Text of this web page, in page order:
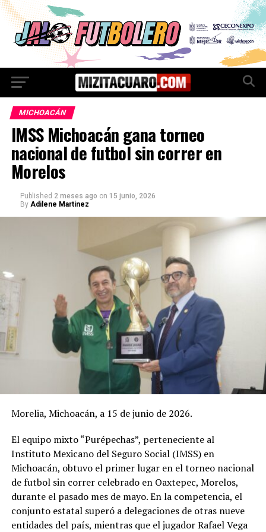
MICHOACÁN
IMSS Michoacán gana torneo
nacional de futbol sin correr en
Morelos
Published 2 meses ago on 15 junio, 2026
By Adilene Martínez
Morelia, Michoacán, a 15 de junio de 2026.
El equipo mixto “Purépechas”, perteneciente al
Instituto Mexicano del Seguro Social (IMSS) en
Michoacán, obtuvo el primer lugar en el torneo nacional
de futbol sin correr celebrado en Oaxtepec, Morelos,
durante el pasado mes de mayo. En la competencia, el
conjunto estatal superó a delegaciones de otras nueve
entidades del país, mientras que el jugador Rafael Vega